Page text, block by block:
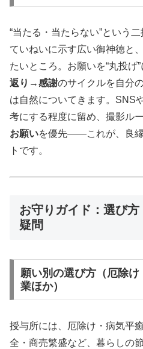
“当たる・当たらない”という
ていねいに示す広い御神徳と
たいところ。お願いを“丸投げ”
返り→感謝のサイクルを自分
は自然についてきます。SNS
考にする程度に留め、撮影ル
お願いを優先――これが、良
トです。
お守りガイド：選び
疑問
願い別の選び方（厄除
業ほか）
授与所には、厄除け・病気平
全・商売繁盛など、暮らしの